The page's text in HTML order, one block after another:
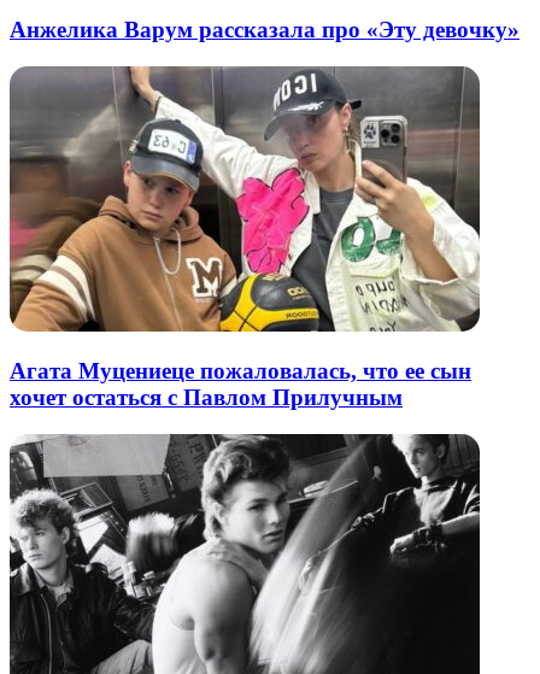
Анжелика Варум рассказала про «Эту девочку»
Агата Муцениеце пожаловалась, что ее сын
хочет остаться с Павлом Прилучным